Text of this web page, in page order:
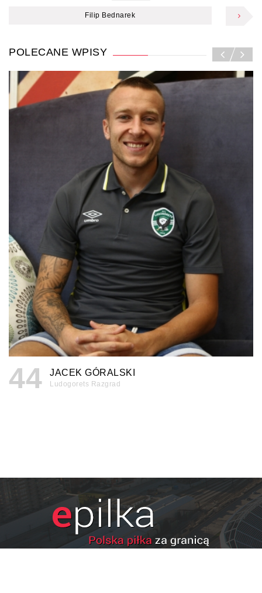
Filip Bednarek
POLECANE WPISY
44 JACEK GÓRALSKI
Ludogorets Razgrad